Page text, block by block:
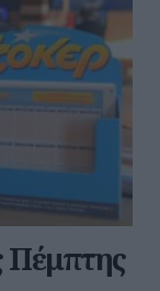
Πέμπτης